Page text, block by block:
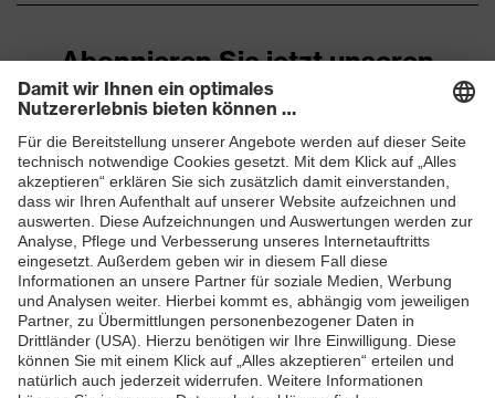
Abonnieren Sie jetzt unseren
Newsletter
ZUM NEWSLETTER ANMELDEN